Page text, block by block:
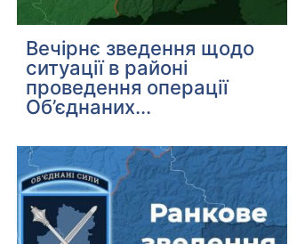
Вечірнє зведення щодо
ситуації в районі
проведення операції
Об’єднаних...